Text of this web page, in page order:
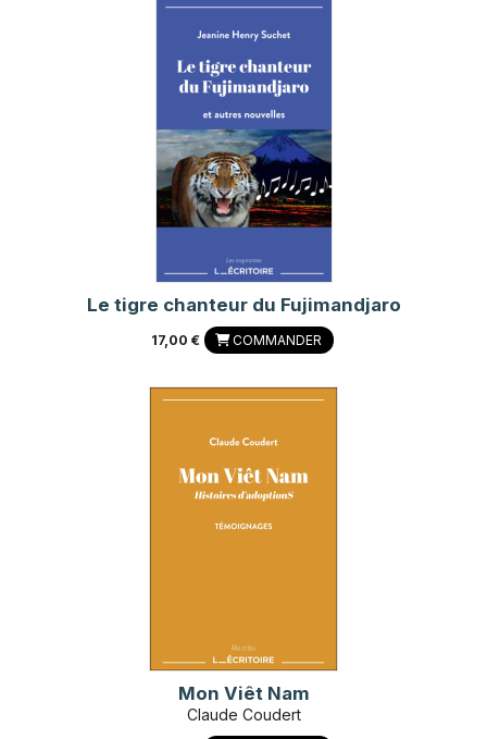
Le tigre chanteur du Fujimandjaro
17,00 € COMMANDER
Mon Viêt Nam
Claude Coudert